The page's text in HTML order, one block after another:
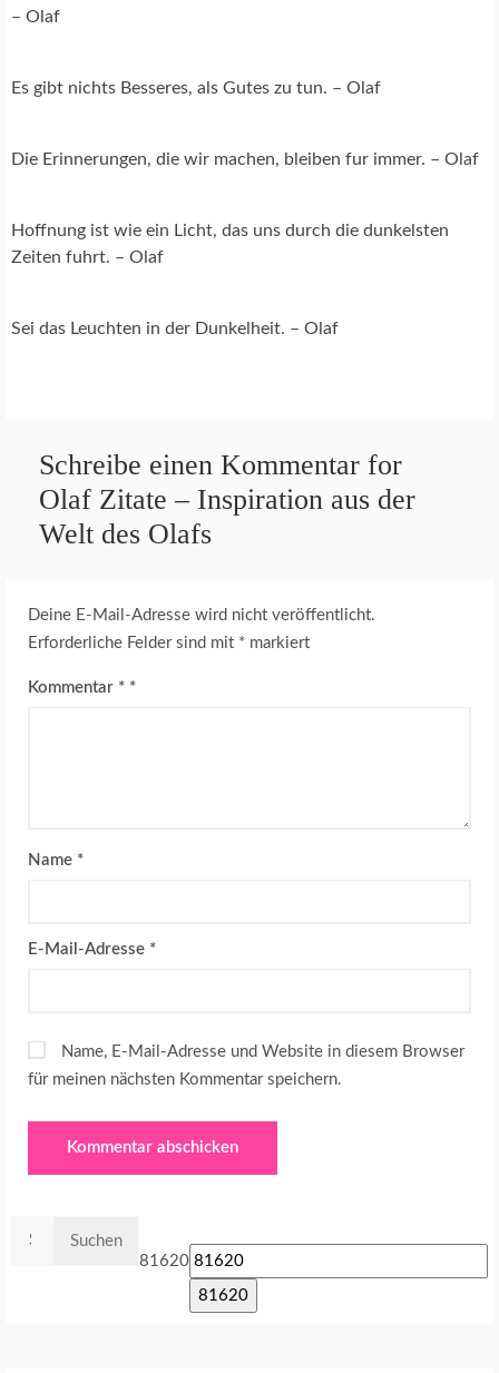
– Olaf
Es gibt nichts Besseres, als Gutes zu tun. – Olaf
Die Erinnerungen, die wir machen, bleiben fur immer. – Olaf
Hoffnung ist wie ein Licht, das uns durch die dunkelsten
Zeiten fuhrt. – Olaf
Sei das Leuchten in der Dunkelheit. – Olaf
Schreibe einen Kommentar for
Olaf Zitate – Inspiration aus der
Welt des Olafs
Deine E-Mail-Adresse wird nicht veröffentlicht.
Erforderliche Felder sind mit * markiert
Kommentar *
Name *
E-Mail-Adresse *
Name, E-Mail-Adresse und Website in diesem Browser
für meinen nächsten Kommentar speichern.
81620